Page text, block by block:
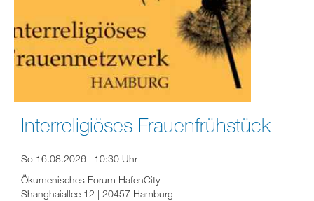
Interreligiöses Frauenfrühstück
So 16.08.2026 | 10:30 Uhr
Ökumenisches Forum HafenCity
Shanghaiallee 12 | 20457 Hamburg